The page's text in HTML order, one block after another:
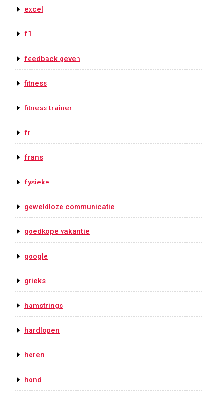
excel
f1
feedback geven
fitness
fitness trainer
fr
frans
fysieke
geweldloze communicatie
goedkope vakantie
google
grieks
hamstrings
hardlopen
heren
hond